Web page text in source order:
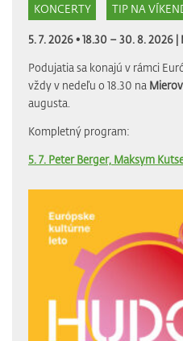
KONCERTY TIP NA
5. 7. 2026 • 18.30 – 30. 8. 2026 |
Podujatia sa konajú v rámci
vždy v nedeľu o 18.30 na
augusta.
Kompletný program:
5. 7. Peter Berger, Maksym